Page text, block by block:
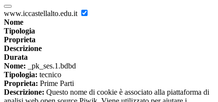
www.iccastellalto.edu.it
Nome
Tipologia
Proprieta
Descrizione
Durata
Nome: _pk_ses.1.bdbd
Tipologia: tecnico
Proprieta: Prime Parti
Descrizione: Questo nome di cookie è associato alla piattaforma di